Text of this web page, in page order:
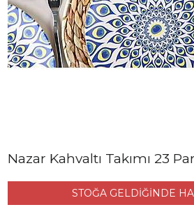
Nazar Kahvaltı Takımı 23
STOĞA GELDİĞİNDE